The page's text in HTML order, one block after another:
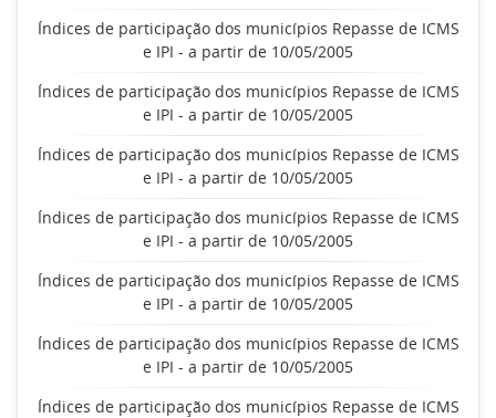
Índices de participação dos municípios Repasse de ICMS
e IPI - a partir de 10/05/2005
Índices de participação dos municípios Repasse de ICMS
e IPI - a partir de 10/05/2005
Índices de participação dos municípios Repasse de ICMS
e IPI - a partir de 10/05/2005
Índices de participação dos municípios Repasse de ICMS
e IPI - a partir de 10/05/2005
Índices de participação dos municípios Repasse de ICMS
e IPI - a partir de 10/05/2005
Índices de participação dos municípios Repasse de ICMS
e IPI - a partir de 10/05/2005
Índices de participação dos municípios Repasse de ICMS